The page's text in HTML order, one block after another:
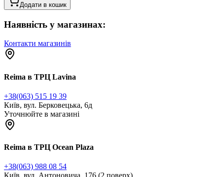
Додати в кошик
Наявність у магазинах:
Контакти магазинів
Reima в ТРЦ Lavina
+38(063) 515 19 39
Київ, вул. Берковецька, 6д
Уточнюйте в магазині
Reima в ТРЦ Ocean Plaza
+38(063) 988 08 54